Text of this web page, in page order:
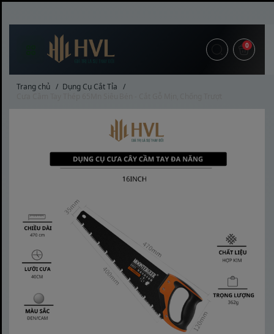
0
Trang chủ / Dụng Cụ Cắt Tỉa /